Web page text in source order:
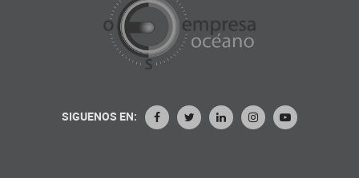
SIGUENOS EN: